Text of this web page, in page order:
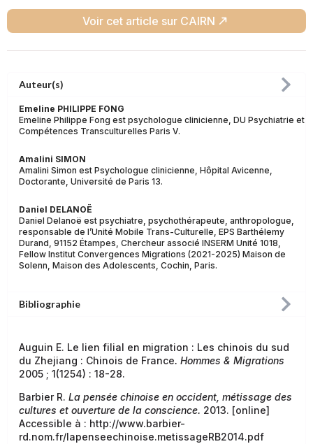
Voir cet article sur CAIRN
Auteur(s)
Emeline PHILIPPE FONG
Emeline Philippe Fong est psychologue clinicienne, DU Psychiatrie et
Compétences Transculturelles Paris V.
Amalini SIMON
Amalini Simon est Psychologue clinicienne, Hôpital Avicenne,
Doctorante, Université de Paris 13.
Daniel DELANOË
Daniel Delanoë est psychiatre, psychothérapeute, anthropologue,
responsable de l’Unité Mobile Trans-Culturelle, EPS Barthélemy
Durand, 91152 Étampes, Chercheur associé INSERM Unité 1018,
Fellow Institut Convergences Migrations (2021-2025) Maison de
Solenn, Maison des Adolescents, Cochin, Paris.
Bibliographie
Auguin E. Le lien filial en migration : Les chinois du sud
du Zhejiang : Chinois de France. Hommes & Migrations
2005 ; 1(1254) : 18-28.
Barbier R. La pensée chinoise en occident, métissage des
cultures et ouverture de la conscience. 2013. [online]
Accessible à : http://www.barbier-
rd.nom.fr/lapenseechinoise.metissageRB2014.pdf